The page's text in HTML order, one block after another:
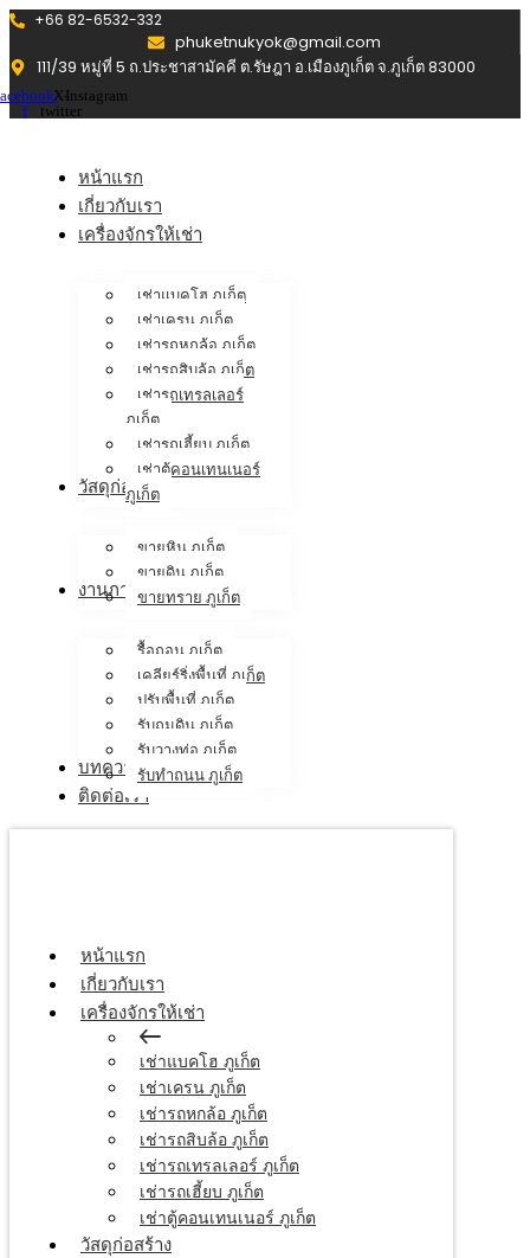
+66 82-6532-332
phuketnukyok@gmail.com
111/39 หมู่ที่ 5 ถ.ประชาสามัคคี ต.รัษฎา อ.เมืองภูเก็ต จ.ภูเก็ต 83000
f
X-
twitter
Instagram
หน้าแรก
เกี่ยวกับเรา
เครื่องจักรให้เช่า
เช่าแบคโฮ ภูเก็ต
เช่าเครน ภูเก็ต
เช่ารถหกล้อ ภูเก็ต
เช่ารถสิบล้อ ภูเก็ต
เช่ารถเทรลเลอร์
ภูเก็ต
เช่ารถเฮี้ยบ ภูเก็ต
เช่าตู้คอนเทนเนอร์
ภูเก็ต
วัสดุก่อสร้าง
ขายหิน ภูเก็ต
ขายดิน ภูเก็ต
ขายทราย ภูเก็ต
งานภาคสนาม
รื้อถอน ภูเก็ต
เคลียร์ริ่งพื้นที่ ภูเก็ต
ปรับพื้นที่ ภูเก็ต
รับถมดิน ภูเก็ต
รับวางท่อ ภูเก็ต
รับทำถนน ภูเก็ต
บทความ
ติดต่อเรา
หน้าแรก
เกี่ยวกับเรา
เครื่องจักรให้เช่า
เช่าแบคโฮ ภูเก็ต
เช่าเครน ภูเก็ต
เช่ารถหกล้อ ภูเก็ต
เช่ารถสิบล้อ ภูเก็ต
เช่ารถเทรลเลอร์ ภูเก็ต
เช่ารถเฮี้ยบ ภูเก็ต
เช่าตู้คอนเทนเนอร์ ภูเก็ต
วัสดุก่อสร้าง